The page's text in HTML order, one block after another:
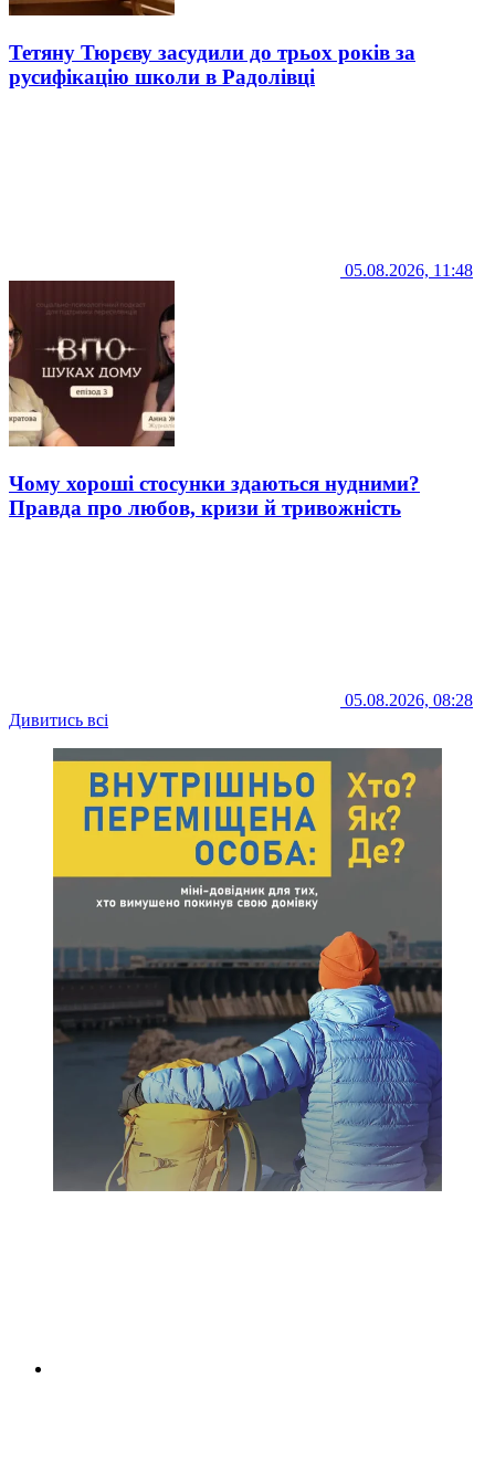
Тетяну Тюрєву засудили до трьох років за
русифікацію школи в Радолівці
05.08.2026, 11:48
Чому хороші стосунки здаються нудними?
Правда про любов, кризи й тривожність
05.08.2026, 08:28
Дивитись всі